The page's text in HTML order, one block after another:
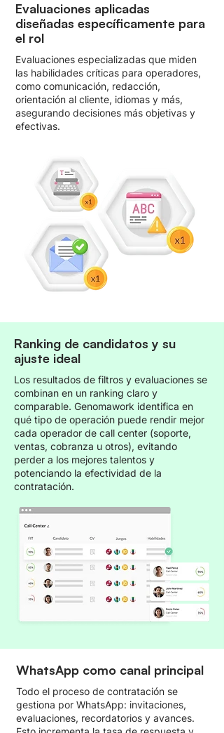
Evaluaciones aplicadas
diseñadas específicamente para
el rol
Evaluaciones especializadas que miden
las habilidades críticas para operadores,
como comunicación, redacción,
orientación al cliente, idiomas y más,
asegurando decisiones más objetivas y
efectivas.
Ranking de candidatos y su
ajuste ideal
Los resultados de filtros y evaluaciones se
combinan en un ranking claro y
comparable. Genomawork identifica en
qué tipo de operación puede rendir mejor
cada operador de call center (soporte,
ventas, cobranza u otros), evitando
perder a los mejores talentos y
potenciando la efectividad de la
contratación.
WhatsApp como canal principal
Todo el proceso de contratación se
gestiona por WhatsApp: invitaciones,
evaluaciones, recordatorios y avances.